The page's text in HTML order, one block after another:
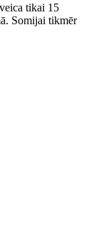
tikai 15
Somijai tikmēr